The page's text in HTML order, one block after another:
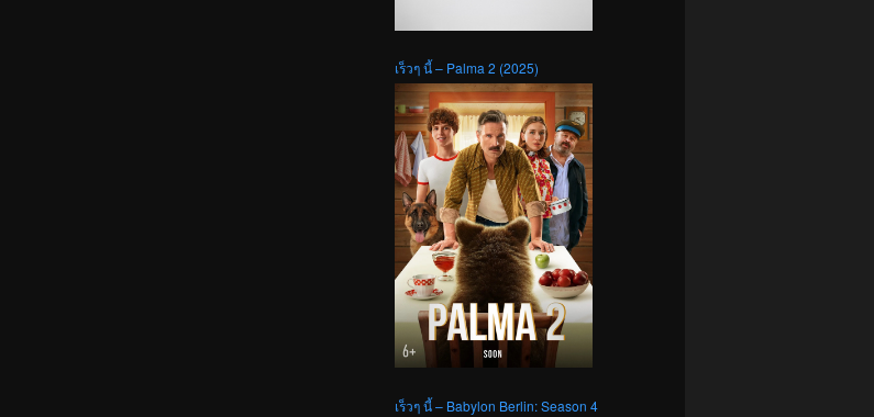
เร็วๆ นี้ – Palma 2 (2025)
เร็วๆ นี้ – Babylon Berlin: Season 4